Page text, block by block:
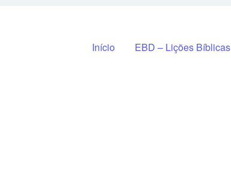
Pular para o conteúdo
Início EBD – Lições Bíblicas